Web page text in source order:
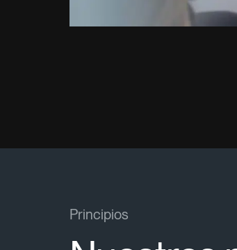
Principios